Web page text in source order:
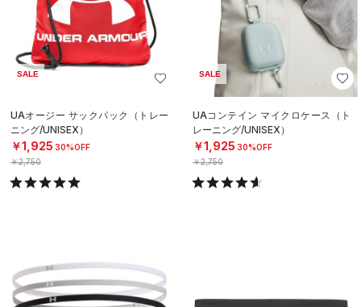
SALE
UAオージー サックパック（トレー
ニング/UNISEX）
￥1,925 30%OFF
￥2,750
SALE
UAコンテイン マイクロケース（ト
レーニング/UNISEX）
￥1,925 30%OFF
￥2,750